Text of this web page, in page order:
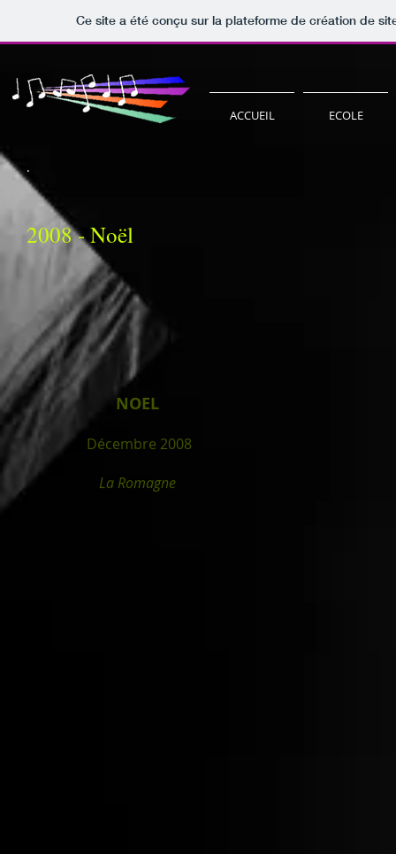
Ce site a été conçu sur la plateforme de création de
ACCUEIL ECOLE
.
2008 - Noël
NOEL
Décembre 2008
La Romagne